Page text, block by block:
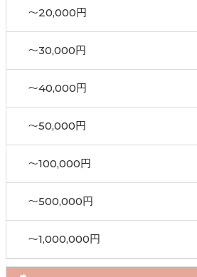
〜20,000円
〜30,000円
〜40,000円
〜50,000円
〜100,000円
〜500,000円
〜1,000,000円